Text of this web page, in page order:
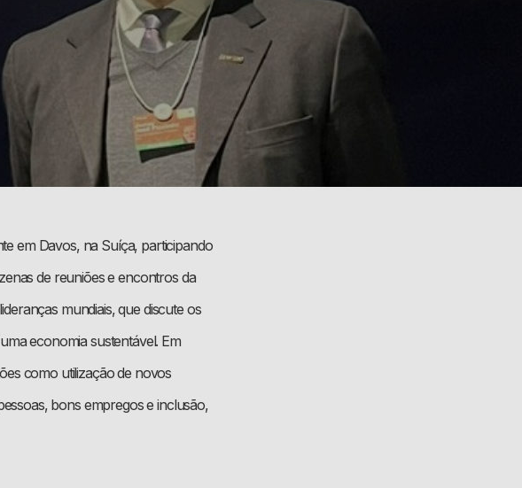
em Davos, na Suíça, participando
de reuniões e encontros da
mundiais, que discute os
economia sustentável. Em
como utilização de novos
bons empregos e inclusão,